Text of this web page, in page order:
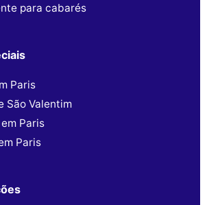
para cabarés
Paris
São Valentim
Paris
Paris